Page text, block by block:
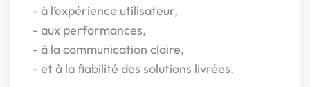
- à l’expérience utilisateur,
- aux performances,
- à la communication claire,
- et à la fiabilité des solutions livrées.